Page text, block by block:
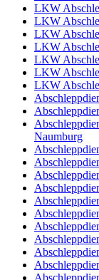
LKW
LKW
LKW
LKW
LKW
LKW
LKW
Naumburg